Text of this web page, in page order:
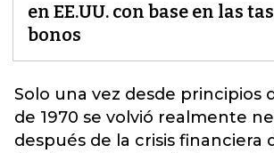
en EE.UU. con base en las
bonos
Solo una vez desde principios
de 1970 se volvió realmente
después de la crisis financiera